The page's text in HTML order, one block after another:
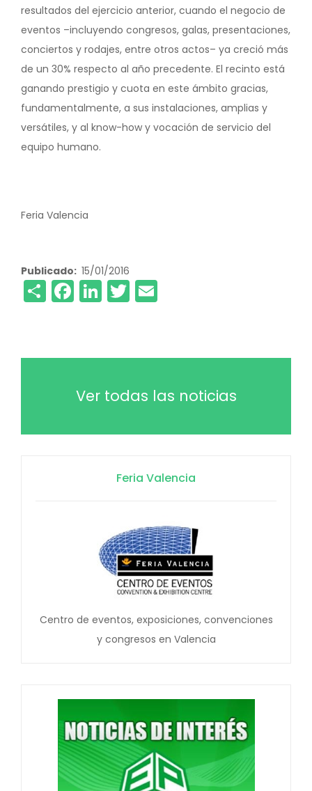
resultados del ejercicio anterior, cuando el negocio de
eventos –incluyendo congresos, galas, presentaciones,
conciertos y rodajes, entre otros actos– ya creció más
de un 30% respecto al año precedente. El recinto está
ganando prestigio y cuota en este ámbito gracias,
fundamentalmente, a sus instalaciones, amplias y
versátiles, y al know-how y vocación de servicio del
equipo humano.
Feria Valencia
Publicado 15/01/2016
ShareFacebook
LinkedIn
Twitter
Ver todas las noticias
Feria Valencia
Centro de eventos, exposiciones, convenciones
y congresos en Valencia